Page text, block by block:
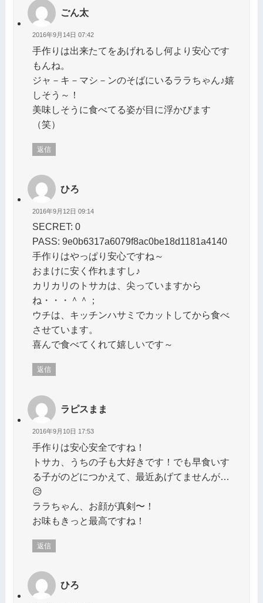
ごん太
2016年9月14日 07:42
手作りは出来たてをあげれるし何より安心です
もんね。
ジャ－キ－マシ－ンのそばにいるララちゃん♪嬉
しそう～！
美味しそうに食べてる姿が目に浮かびます
（笑）
返信
ひろ
2016年9月12日 09:14
SECRET: 0
PASS: 9e0b6317a6079f8ac0be18d1181a4140
手作りはやっぱり安心ですね～
おまけに安く作れますし♪
カリカリのトサカは、尖っていますから
ね・・・＾＾；
ウチは、キッチンハサミでカットしてから食べ
させています。
喜んで食べてくれて嬉しいです～
返信
ラピスまま
2016年9月10日 17:53
手作りは安心安全ですね！
トサカ、うちの子も大好きです！でも早食いす
る子がのどにつかえて、最近あげてませんが…
😥
ララちゃん、お顔が真剣〜！
お味もきっと最高ですね！
返信
ひろ